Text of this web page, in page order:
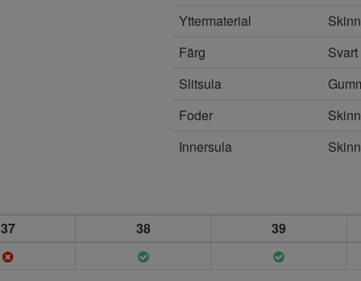
Yttermaterial
Skinn
Färg
Svart
Slitsula
Foder
Skinn
Innersula
Skinn
37 38 39